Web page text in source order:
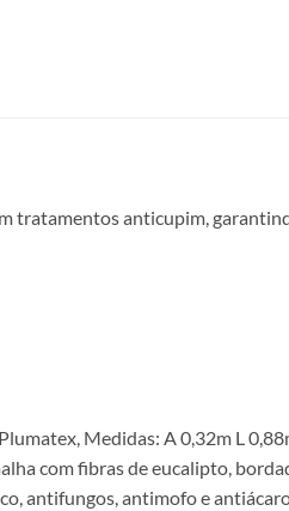
tratamentos anticupim,
Medidas: A 0,32m L
com fibras de eucalipto,
antifungos, antimofo e